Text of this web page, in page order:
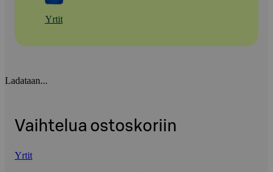
Yrtit
Ladataan...
Vaihtelua ostoskoriin
Yrtit